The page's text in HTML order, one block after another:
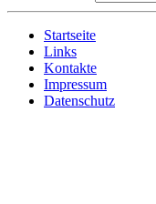
Startseite
Links
Kontakte
Impressum
Datenschutz